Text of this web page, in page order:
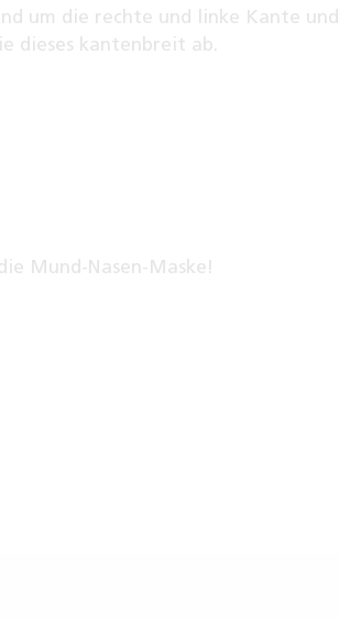
um die rechte und linke Kante und
dieses kantenbreit ab.
Mund-Nasen-Maske!